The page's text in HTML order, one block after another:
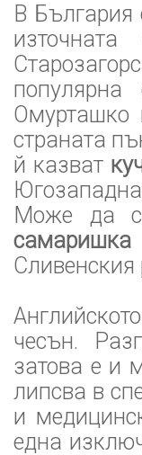
В България
популярна
Омурташко
страната
й казват
Може да
Сливенския
чесън.
затова е и
липсва в
и
една